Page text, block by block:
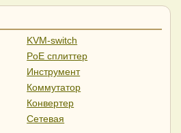
KVM-switch
PoE сплиттер
Инструмент
Коммутатор
Конвертер
Сетевая